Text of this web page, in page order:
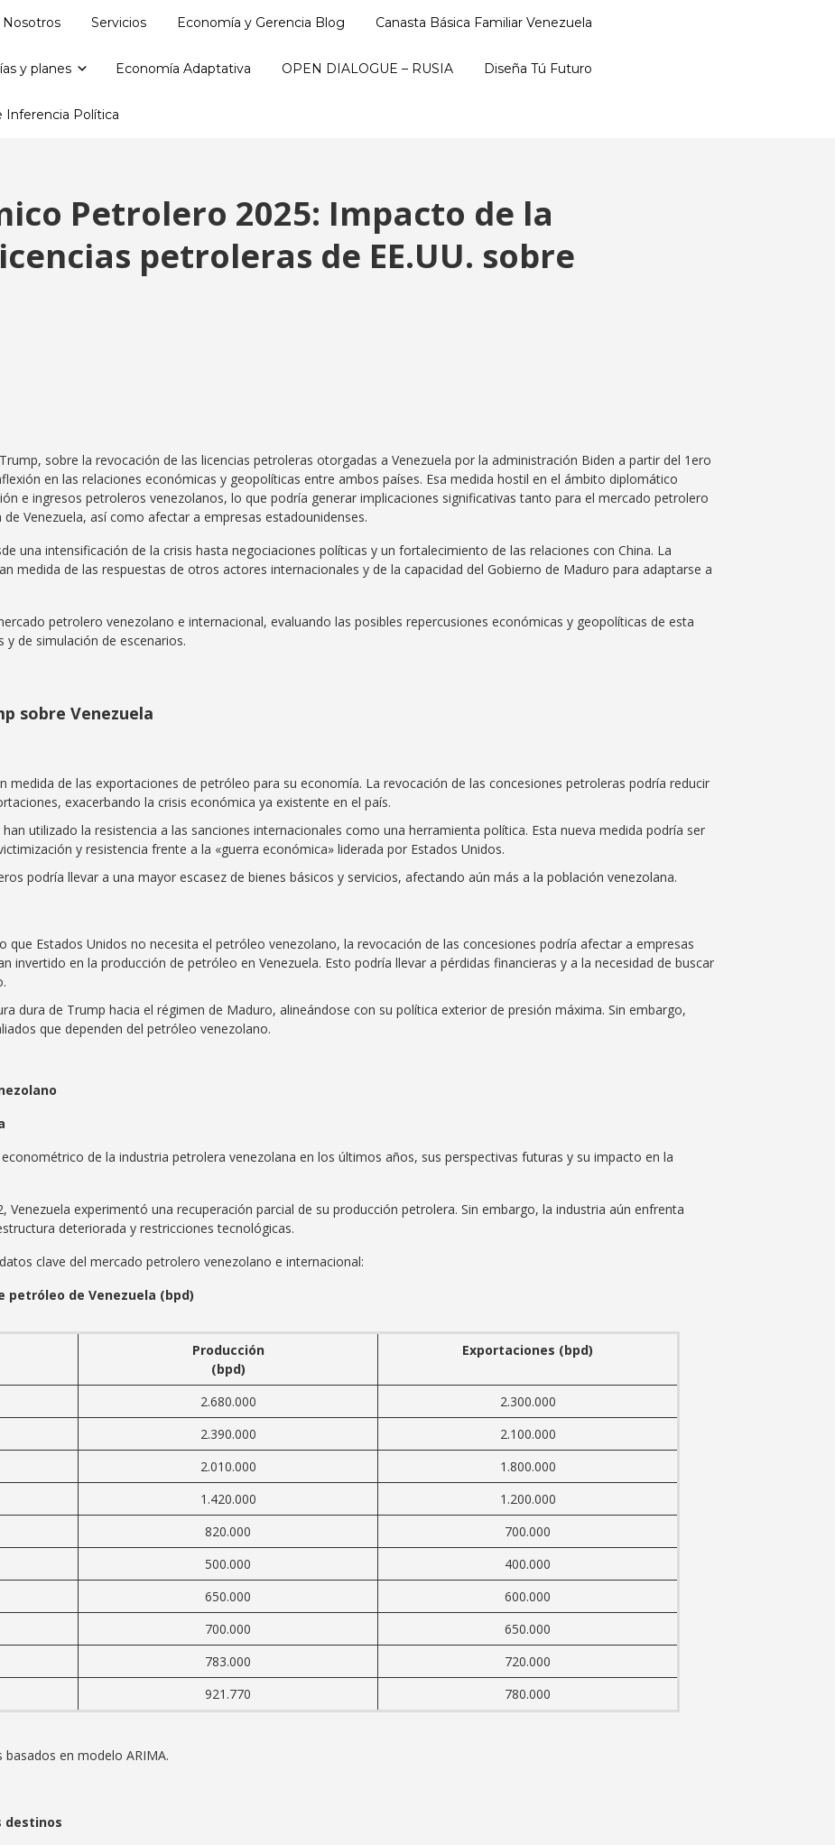
Nosotros Servicios Economía y Gerencia Blog Canasta Básica Familiar Venezuela
y planes Economía Adaptativa OPEN DIALOGUE – RUSIA Diseña Tú Futuro
Inferencia Política
Petrolero 2025: Impacto de la
petroleras de EE.UU. sobre
sobre la revocación de las licencias petroleras otorgadas a Venezuela por la administración Biden a partir del 1ero
en las relaciones económicas y geopolíticas entre ambos países. Esa medida hostil en el ámbito diplomático
e ingresos petroleros venezolanos, lo que podría generar implicaciones significativas tanto para el mercado petrolero
Venezuela, así como afectar a empresas estadounidenses.
una intensificación de la crisis hasta negociaciones políticas y un fortalecimiento de las relaciones con China. La
medida de las respuestas de otros actores internacionales y de la capacidad del Gobierno de Maduro para adaptarse a
petrolero venezolano e internacional, evaluando las posibles repercusiones económicas y geopolíticas de esta
de simulación de escenarios.
sobre Venezuela
medida de las exportaciones de petróleo para su economía. La revocación de las concesiones petroleras podría reducir
exacerbando la crisis económica ya existente en el país.
utilizado la resistencia a las sanciones internacionales como una herramienta política. Esta nueva medida podría ser
y resistencia frente a la «guerra económica» liderada por Estados Unidos.
podría llevar a una mayor escasez de bienes básicos y servicios, afectando aún más a la población venezolana.
que Estados Unidos no necesita el petróleo venezolano, la revocación de las concesiones podría afectar a empresas
invertido en la producción de petróleo en Venezuela. Esto podría llevar a pérdidas financieras y a la necesidad de buscar
dura de Trump hacia el régimen de Maduro, alineándose con su política exterior de presión máxima. Sin embargo,
que dependen del petróleo venezolano.
de la industria petrolera venezolana en los últimos años, sus perspectivas futuras y su impacto en la
Venezuela experimentó una recuperación parcial de su producción petrolera. Sin embargo, la industria aún enfrenta
deteriorada y restricciones tecnológicas.
clave del mercado petrolero venezolano e internacional:
petróleo de Venezuela (bpd)
Producción
(bpd)
Exportaciones (bpd)
2.680.000
2.300.000
2.390.000
2.100.000
2.010.000
1.800.000
1.420.000
1.200.000
820.000
700.000
500.000
400.000
650.000
600.000
700.000
650.000
783.000
720.000
921.770 780.000
basados en modelo ARIMA.
destinos